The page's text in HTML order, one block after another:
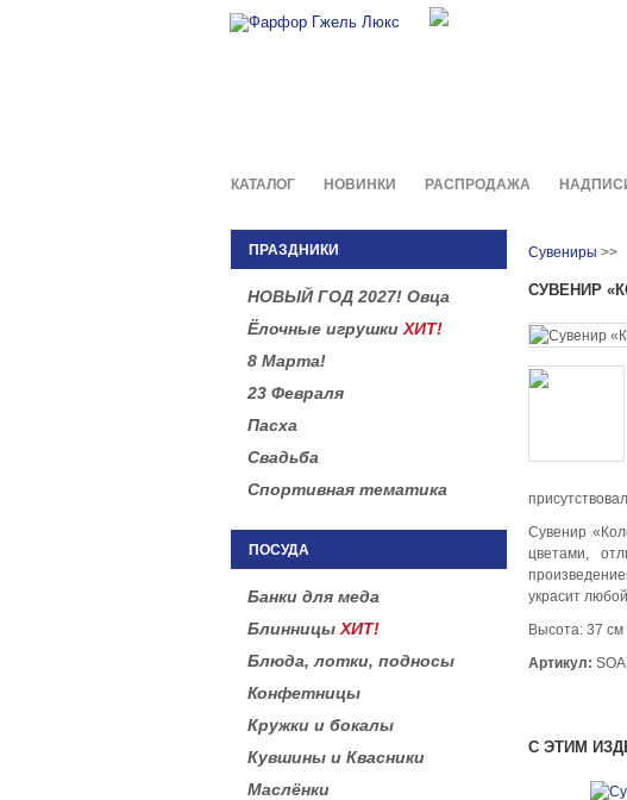
КАТАЛОГ НОВИНКИ РАСПРОДАЖА
ПРАЗДНИКИ
НОВЫЙ ГОД 2027! Овца
Ёлочные игрушки ХИТ!
8 Марта!
23 Февраля
Пасха
Свадьба
Спортивная тематика
ПОСУДА
Банки для меда
Блинницы ХИТ!
Блюда, лотки, подносы
Конфетницы
Кружки и бокалы
Кувшины и Квасники
Маслёнки
Сувениры >>
СУВЕНИР
Сувенир
цветами,
украсит
Высота: 37 см
Артикул:
С ЭТИМ